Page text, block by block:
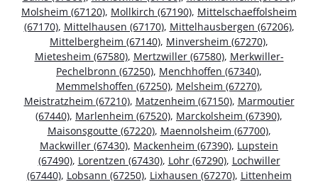
Molsheim (67120), Mollkirch (67190), Mittelschaeffolsheim
(67170), Mittelhausen (67170), Mittelhausbergen (67206),
Mittelbergheim (67140), Minversheim (67270),
Mietesheim (67580), Mertzwiller (67580), Merkwiller-
Pechelbronn (67250), Menchhoffen (67340),
Memmelshoffen (67250), Melsheim (67270),
Meistratzheim (67210), Matzenheim (67150), Marmoutier
(67440), Marlenheim (67520), Marckolsheim (67390),
Maisonsgoutte (67220), Maennolsheim (67700),
Mackwiller (67430), Mackenheim (67390), Lupstein
(67490), Lorentzen (67430), Lohr (67290), Lochwiller
(67440), Lobsann (67250), Lixhausen (67270), Littenheim